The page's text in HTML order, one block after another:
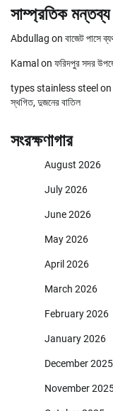
সাম্প্রতিক মন্তব্য
Abdullag on বাজেট পাসে
Kamal on ফরিদপুর সদর
types stainless steel on
স্থগিত, দুজনের বাতিল
সংরক্ষণাগার
August 2026
July 2026
June 2026
May 2026
April 2026
March 2026
February 2026
January 2026
December 2025
November